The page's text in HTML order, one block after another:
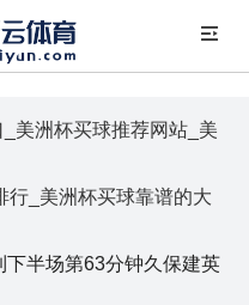
美洲杯买球推荐网站_美
行_美洲杯买球靠谱的大
下半场第63分钟久保建英